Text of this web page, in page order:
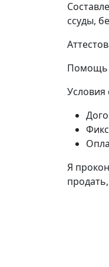
ссуды,
Помощь
Условия
Я